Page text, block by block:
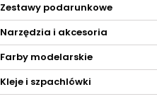
Zestawy podarunkowe
Narzędzia i akcesoria
Farby modelarskie
Kleje i szpachlówki